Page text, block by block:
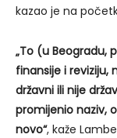
kazao je na
„To (u Beogradu,
finansije i reviziju,
državni ili nije
promijenio naziv,
novo“, kaže